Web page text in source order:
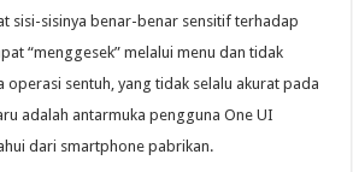
sisi-sisinya benar-benar sensitif terhadap
“menggesek” melalui menu dan tidak
operasi sentuh, yang tidak selalu akurat pada
adalah antarmuka pengguna One UI
dari smartphone pabrikan.